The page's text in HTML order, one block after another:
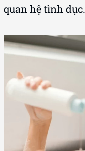
quan hệ tình dục.